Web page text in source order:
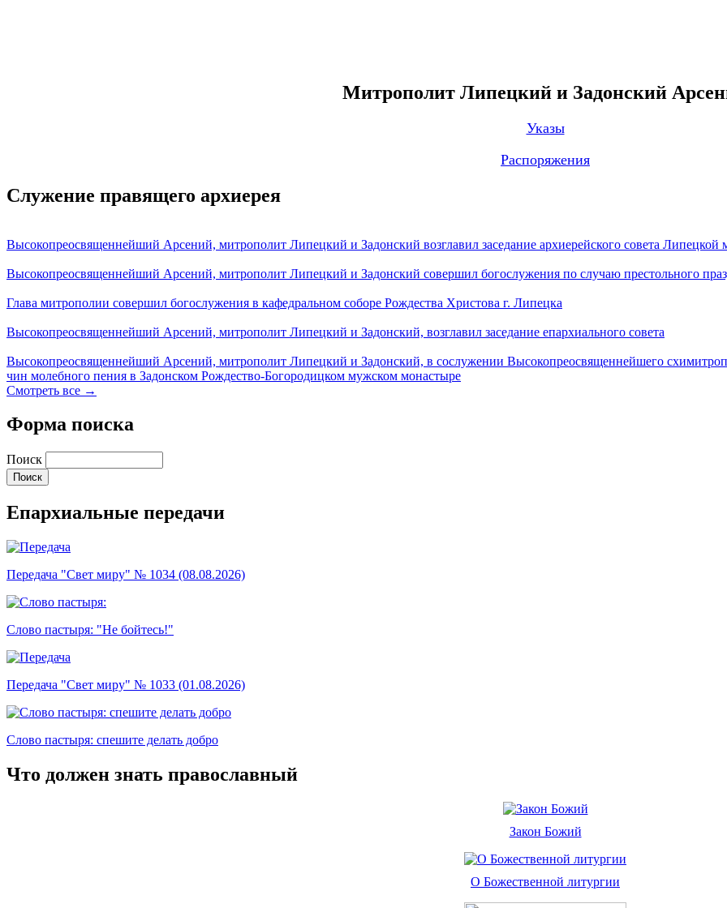
Митрополит Липецкий и Задонский
Указы
Распоряжения
Служение правящего архиерея
Высокопреосвященнейший Арсений, митрополит Липецкий и Задонский возглавил заседание архиерейского совета Липецкой
Высокопреосвященнейший Арсений, митрополит Липецкий и Задонский совершил богослужения по случаю престольного
Глава митрополии совершил богослужения в кафедральном соборе Рождества Христова г. Липецка
Высокопреосвященнейший Арсений, митрополит Липецкий и Задонский, возглавил заседание епархиального совета
Высокопреосвященнейший Арсений, митрополит Липецкий и Задонский, в сослужении Высокопреосвященнейшего
чин молебного пения в Задонском Рождество-Богородицком мужском монастыре
Смотреть все →
Форма поиска
Поиск
Епархиальные передачи
Передача "Свет миру" № 1034 (08.08.2026)
Слово пастыря: "Не бойтесь!"
Передача "Свет миру" № 1033 (01.08.2026)
Слово пастыря: спешите делать добро
Что должен знать православный
Закон Божий
О Божественной литургии